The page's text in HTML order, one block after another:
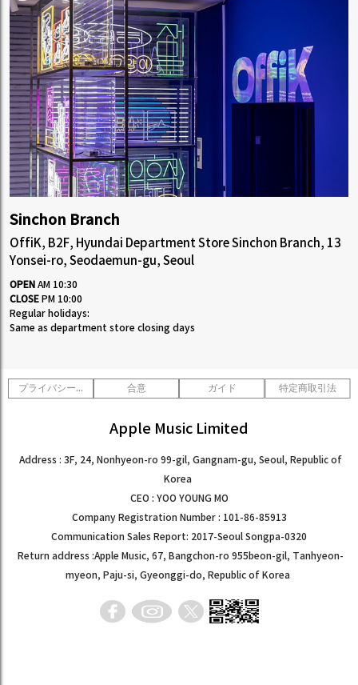
Sinchon Branch
OffiK, B2F, Hyundai Department Store Sinchon Branch, 13
Yonsei-ro, Seodaemun-gu, Seoul
OPEN AM 10:30
CLOSE PM 10:00
Regular holidays:
Same as department store closing days
プライバシーポリシー 合意 ガイド 特定商取引法
Apple Music Limited
Address : 3F, 24, Nonhyeon-ro 99-gil, Gangnam-gu, Seoul, Republic of
Korea
CEO : YOO YOUNG MO
Company Registration Number : 101-86-85913
Communication Sales Report: 2017-Seoul Songpa-0320
Return address :Apple Music, 67, Bangchon-ro 955beon-gil, Tanhyeon-
myeon, Paju-si, Gyeonggi-do, Republic of Korea